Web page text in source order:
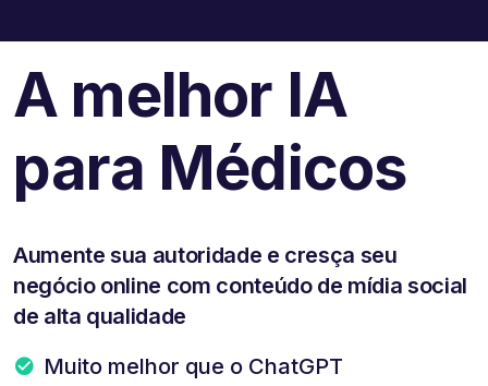
A melhor IA
para Médicos
Aumente sua autoridade e cresça seu
negócio online com conteúdo de mídia social
de alta qualidade
Muito melhor que o ChatGPT